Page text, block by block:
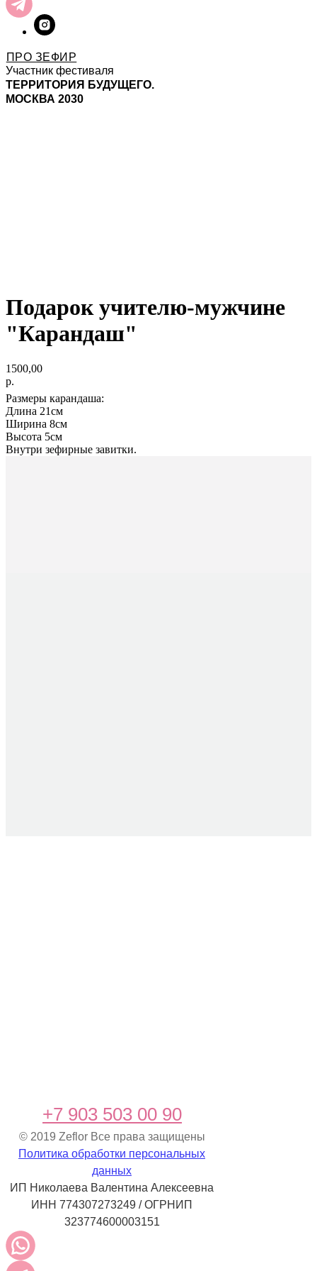
ПРО ЗЕФИР
Участник фестиваля
ТЕРРИТОРИЯ БУДУЩЕГО.
МОСКВА 2030
Подарок учителю-мужчине
"Карандаш"
1500,00
р.
Размеры карандаша:
Длина 21см
Ширина 8см
Высота 5см
Внутри зефирные завитки.
+7 903 503 00 90
© 2019 Zeflor Все права защищены
Политика обработки персональных
данных
ИП Николаева Валентина Алексеевна
ИНН 774307273249 / ОГРНИП
323774600003151